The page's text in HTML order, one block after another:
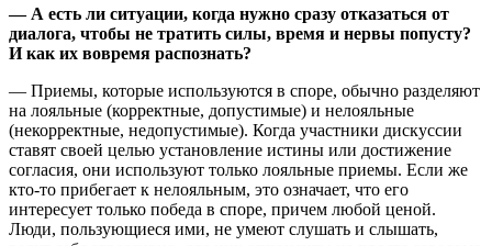
— А есть ли ситуации, когда нужно сразу отказаться от
диалога, чтобы не тратить силы, время и нервы попусту?
И как их вовремя распознать?
— Приемы, которые используются в споре, обычно разделяют
на лояльные (корректные, допустимые) и нелояльные
(некорректные, недопустимые). Когда участники дискуссии
ставят своей целью установление истины или достижение
согласия, они используют только лояльные приемы. Если же
кто-то прибегает к нелояльным, это означает, что его
интересует только победа в споре, причем любой ценой.
Люди, пользующиеся ими, не умеют слушать и слышать,